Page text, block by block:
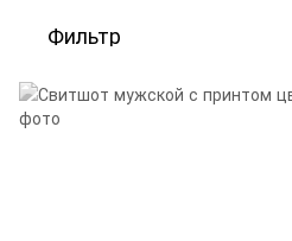
Фильтр